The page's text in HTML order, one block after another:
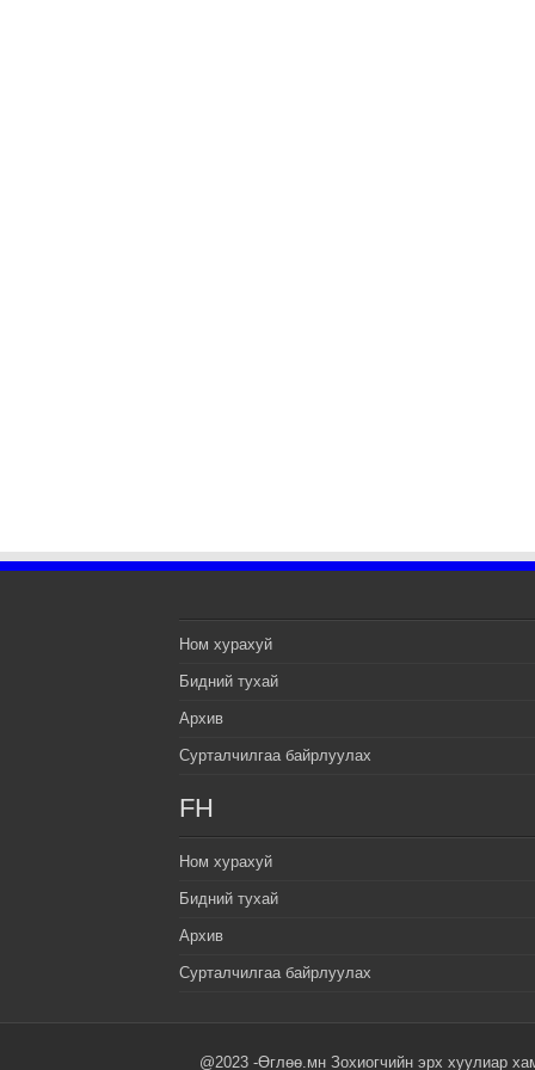
Ном хурахуй
Бидний тухай
Архив
Сурталчилгаа байрлуулах
FH
Ном хурахуй
Бидний тухай
Архив
Сурталчилгаа байрлуулах
@2023 -Өглөө.мн Зохиогчийн эрх хуулиар